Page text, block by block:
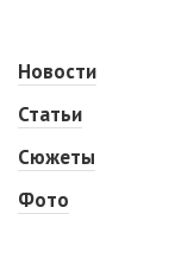
Новости
Статьи
Сюжеты
Фото